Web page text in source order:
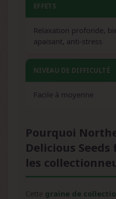
EFFETS
Relaxation profonde,
apaisant, anti-stress
NIVEAU DE DIFFICULTÉ
Facile à moyenne
Pourquoi
Delicious
les
Cette graine de